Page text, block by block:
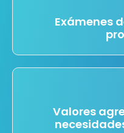
Exámenes
Valores